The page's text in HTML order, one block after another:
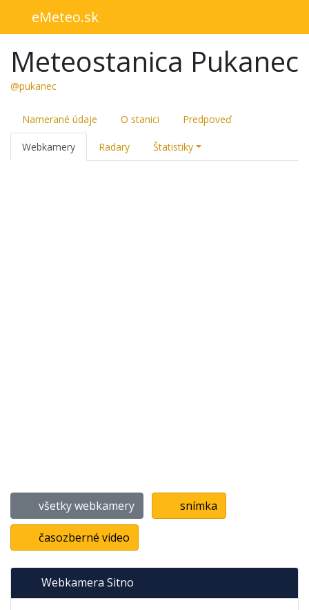
eMeteo.sk
Meteostanica Pukanec
@pukanec
Namerané údaje O stanici Predpoveď
Webkamery Radary Štatistiky
všetky webkamery snímka
časozberné video
Webkamera Sitno